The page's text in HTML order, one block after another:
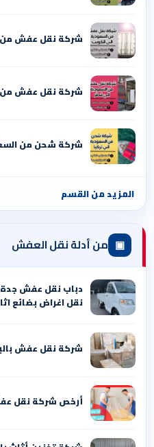
شركة نقل عفش من
شركة نقل عفش من
شركة شحن من
المزيد من القسم
▣ من أدلة نقل العفش
نقل اغراض بضائع
شركة نقل عفش
أرخص شركة نقل